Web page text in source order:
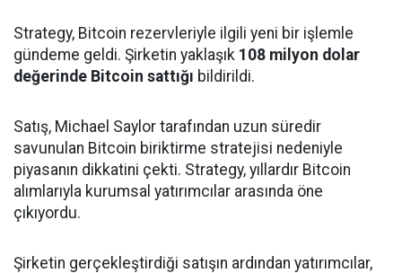
Strategy, Bitcoin rezervleriyle ilgili yeni bir işlemle
gündeme geldi. Şirketin yaklaşık 108 milyon dolar
değerinde Bitcoin sattığı bildirildi.
Satış, Michael Saylor tarafından uzun süredir
savunulan Bitcoin biriktirme stratejisi nedeniyle
piyasanın dikkatini çekti. Strategy, yıllardır Bitcoin
alımlarıyla kurumsal yatırımcılar arasında öne
çıkıyordu.
Şirketin gerçekleştirdiği satışın ardından yatırımcılar,